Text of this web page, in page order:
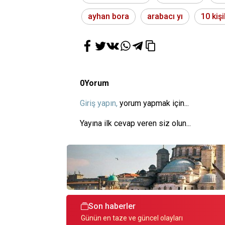
ayhan bora arabacı yı 10
0Yorum
Giriş yapın, yorum yapmak için...
Yayına ilk cevap veren siz olun...
Son haberler
Günün en taze ve güncel olayları